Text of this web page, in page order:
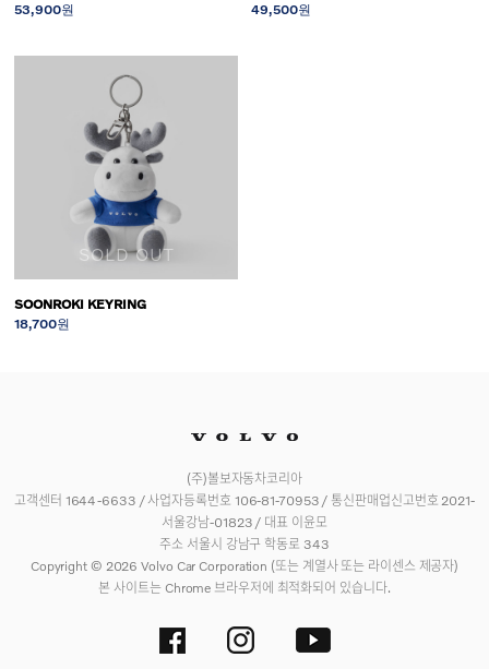
53,900원
49,500원
SOLD OUT
SOONROKI KEYRING
18,700원
(주)볼보자동차코리아
고객센터 1644-6633 / 사업자등록번호 106-81-70953 / 통신판매업신고번호 2021-
서울강남-01823 / 대표 이윤모
주소 서울시 강남구 학동로 343
Copyright © 2026 Volvo Car Corporation (또는 계열사 또는 라이센스 제공자)
본 사이트는 Chrome 브라우저에 최적화되어 있습니다.